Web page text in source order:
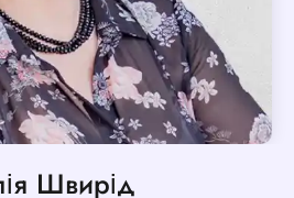
Швирід